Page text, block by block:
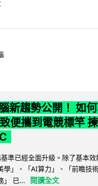
新趨勢公開！ 如
便攜到電競標竿
準已經全面升級。除了基本效
學」、「AI算力」、「前瞻技
」 已...
閱讀全文